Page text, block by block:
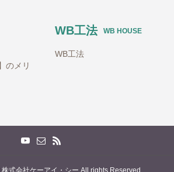
のメリ
WB工法 WB HOUSE
WB工法
式会社ケーアイ・シー All rights Reserved.